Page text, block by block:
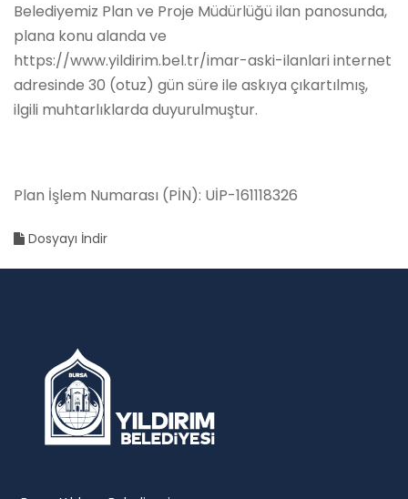
Belediyemiz Plan ve Proje Müdürlüğü ilan panosunda,
plana konu alanda ve
https://www.yildirim.bel.tr/imar-aski-ilanlari internet
adresinde 30 (otuz) gün süre ile askıya çıkartılmış,
ilgili muhtarlıklarda duyurulmuştur.
Plan İşlem Numarası (PİN): UİP-161118326
Dosyayı İndir